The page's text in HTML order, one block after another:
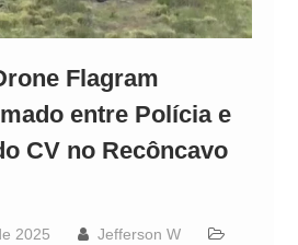
Flagram
entre Polícia e
CV no Recôncavo
2025
Jefferson W